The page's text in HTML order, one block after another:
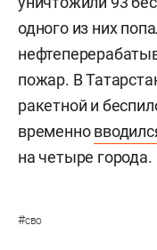
одного из них
пожар. В
ракетной и
временно
на четыре города.
#сво